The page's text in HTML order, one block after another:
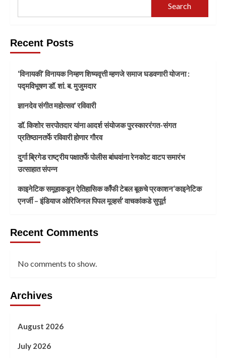
Search
Recent Posts
‘विनायकी’ विनायक निम्हण शिष्यवृत्ती म्हणजे समाज घडवणारी योजना :
पद्मविभूषण डॉ. शां. ब. मुजुमदार
ज्ञानदेव संगीत महोत्सव’ रविवारी
डॉ. किशोर सरपोतदार यांना आदर्श संयोजक पुरस्काररंगत-संगत
प्रतिष्ठानतर्फे रविवारी होणार गौरव
दुर्गा ब्रिगेड राष्ट्रीय पक्षातर्फे पोलीस बांधवांना रेनकोट वाटप समारंभ
उत्साहात संपन्न
काइनेटिक समूहाकडून ऐतिहासिक काँफी टेबल बूकचे प्रकाशन‘काइनेटिक
एनर्जी – इंडियाज ओरिजिनल पिपल मूव्हर्स’ वाचकांकडे सुपूर्त
Recent Comments
No comments to show.
Archives
August 2026
July 2026